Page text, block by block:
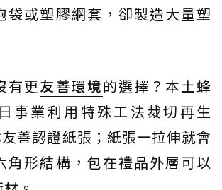
袋或塑膠網套，卻製造大量塑
有更友善環境的選擇？本土蜂
事業利用特殊工法裁切再生
善認證紙張；紙張一拉伸就會
角形結構，包在禮品外層可以